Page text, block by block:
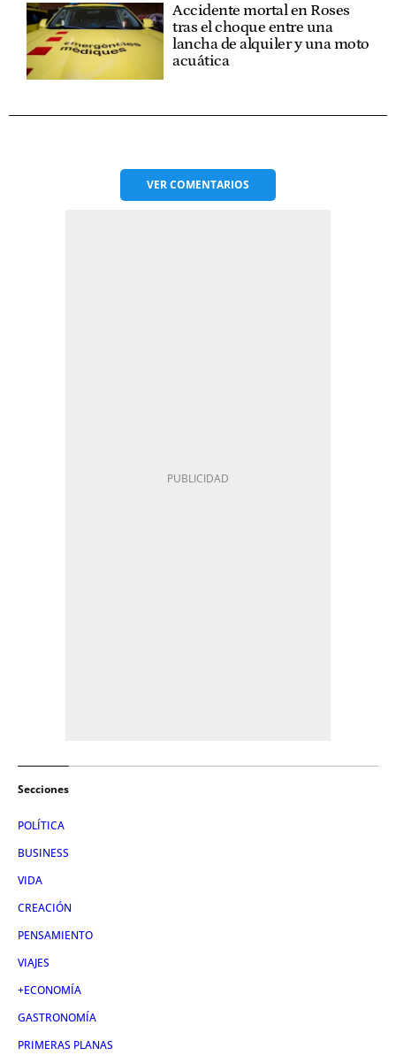
Accidente mortal en Roses
tras el choque entre una
lancha de alquiler y una moto
acuática
VERCOMENTARIOS
Secciones
POLÍTICA
BUSINESS
VIDA
CREACIÓN
PENSAMIENTO
VIAJES
+ECONOMÍA
GASTRONOMÍA
PRIMERAS PLANAS